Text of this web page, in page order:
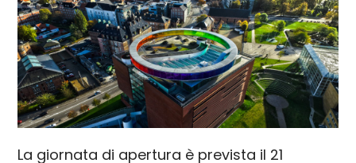
La giornata di apertura è prevista il 21